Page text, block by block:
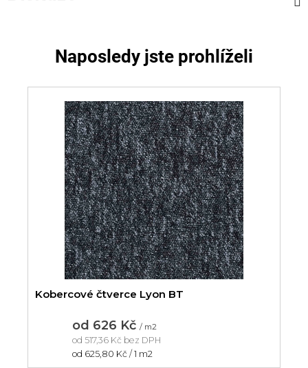
Naposledy jste prohlíželi
Kobercové čtverce Lyon BT
od 626 Kč / m2
od 517,36 Kč bez DPH
Měrná
od 625,80 Kč / 1 m2